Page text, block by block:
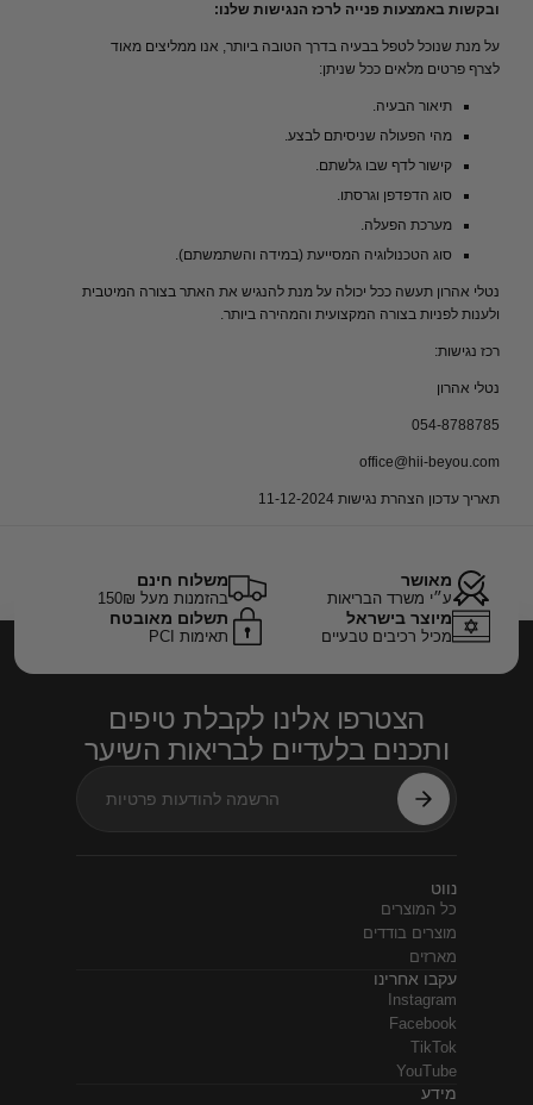
ובקשות באמצעות פנייה לרכז הנגישות שלנו:
על מנת שנוכל לטפל בבעיה בדרך הטובה ביותר, אנו ממליצים מאוד
לצרף פרטים מלאים ככל שניתן:
תיאור הבעיה.
מהי הפעולה שניסיתם לבצע.
קישור לדף שבו גלשתם.
סוג הדפדפן וגרסתו.
מערכת הפעלה.
סוג הטכנולוגיה המסייעת (במידה והשתמשתם).
נטלי אהרון תעשה ככל יכולה על מנת להנגיש את האתר בצורה המיטבית
ולענות לפניות בצורה המקצועית והמהירה ביותר.
רכז נגישות:
נטלי אהרון
054-8788785
office@hii-beyou.com
תאריך עדכון הצהרת נגישות
משלוח חינם
בהזמנות מעל 150₪
מאושר
ע״י משרד הבריאות
תשלום מאובטח
תאימות PCI
מיוצר בישראל
מכיל רכיבים טבעיים
הצטרפו אלינו לקבלת טיפים
ותכנים בלעדיים לבריאות השיער
נווט
כל המוצרים
מוצרים בודדים
מארזים
עקבו אחרינו
Instagram
Facebook
TikTok
YouTube
מידע